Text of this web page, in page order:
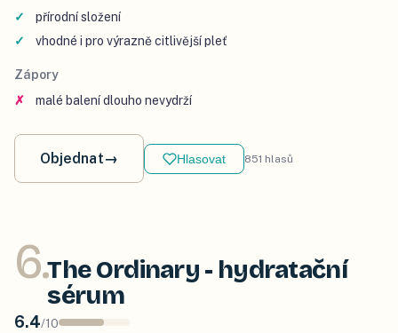
přírodní složení
vhodné i pro výrazně citlivější pleť
Zápory
malé balení dlouho nevydrží
Objednat→ Hlasovat 851 hlasů
6.The Ordinary - hydratační
sérum
6.4/10